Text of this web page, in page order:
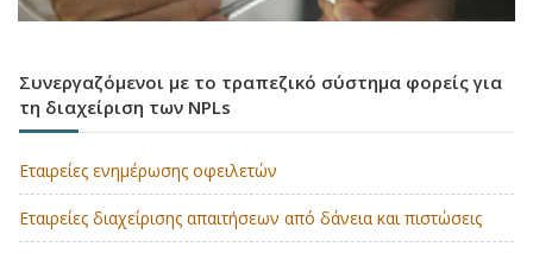
Συνεργαζόμενοι με το τραπεζικό σύστημα φορείς για
τη διαχείριση των NPLs
Εταιρείες ενημέρωσης οφειλετών
Εταιρείες διαχείρισης απαιτήσεων από δάνεια και πιστώσεις